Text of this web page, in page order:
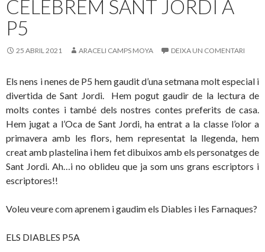
k
ix
CELEBREM SANT JORDI A
P5
25 ABRIL 2021 ARACELI CAMPS MOYA DEIXA UN COMENTARI
Els nens i nenes de P5 hem gaudit d’una setmana molt especial i
divertida de Sant Jordi. Hem pogut gaudir de la lectura de
molts contes i també dels nostres contes preferits de casa.
Hem jugat a l’Oca de Sant Jordi, ha entrat a la classe l’olor a
primavera amb les flors, hem representat la llegenda, hem
creat amb plastelina i hem fet dibuixos amb els personatges de
Sant Jordi. Ah…i no oblideu que ja som uns grans escriptors i
escriptores!!
Voleu veure com aprenem i gaudim els Diables i les Farnaques?
ELS DIABLES P5A